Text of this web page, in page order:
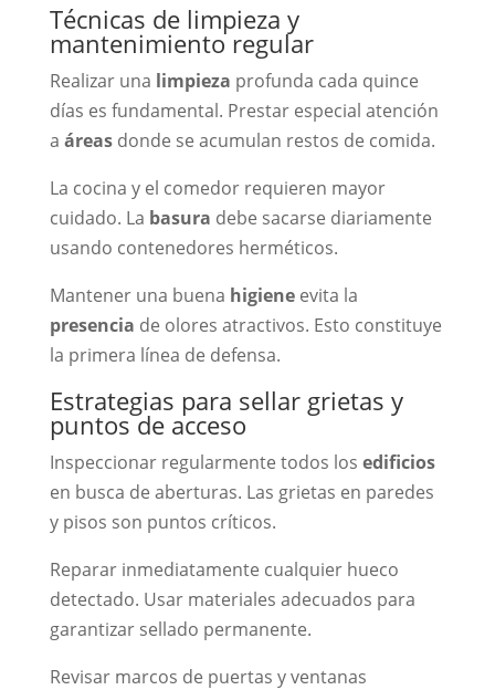
Técnicas de limpieza y
mantenimiento regular
Realizar una limpieza profunda cada quince
días es fundamental. Prestar especial atención
a áreasdonde se acumulan restos de comida.
La cocina y el comedor requieren mayor
cuidado. La basura debe sacarse diariamente
usando contenedores herméticos.
Mantener una buena higieneevita la
presencia de olores atractivos. Esto constituye
la primera línea de defensa.
Estrategias para sellar grietas y
puntos de acceso
Inspeccionar regularmente todos los edificios
en busca de aberturas. Las grietas en paredes
y pisos son puntos críticos.
Reparar inmediatamente cualquier hueco
detectado. Usar materiales adecuados para
garantizar sellado permanente.
Revisar marcos de puertas y ventanas